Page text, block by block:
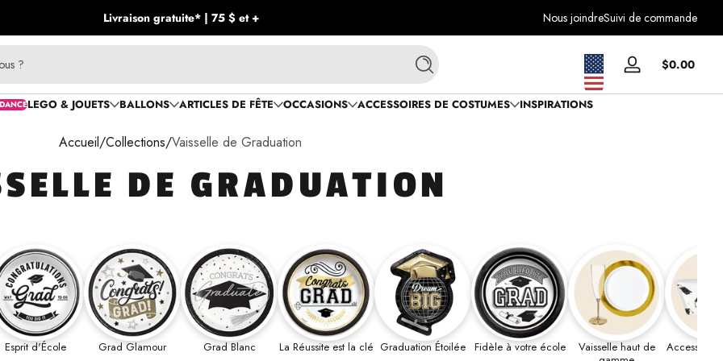
Livraison gratuite* | 75 $ et + Nous joindreSuivi de commande
? Recherche
Se
connecter
$0.00Total
dans
LEGO & JOUETS BALLONS ARTICLES DE FÊTE OCCASIONS ACCESSOIRES DE COSTUMES INSPIRATIONS
Accueil Collections Vaisselle de Graduation
DE GRADUATION
Esprit d'École Grad Glamour Grad Blanc La Réussite est la clé Graduation Étoilée Fidèle à votre école
Vaisselle haut de